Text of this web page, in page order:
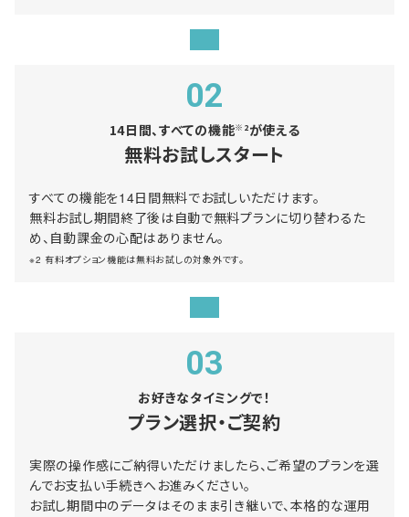
02
14日間、すべての機能※2が使える
無料お試しスタート
すべての機能を14日間無料でお試しいただけます。
無料お試し期間終了後は自動で無料プランに切り替わるた
め、自動課金の心配はありません。
※2 有料オプション機能は無料お試しの対象外です。
03
お好きなタイミングで！
プラン選択・ご契約
実際の操作感にご納得いただけましたら、ご希望のプランを選
んでお支払い手続きへお進みください。
お試し期間中のデータはそのまま引き継いで、本格的な運用